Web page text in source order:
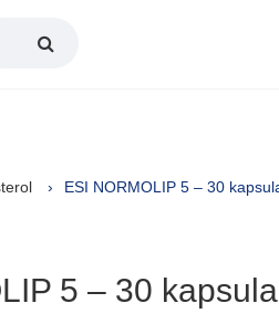
ESI NORMOLIP 5 – 30
5 – 30 kapsula